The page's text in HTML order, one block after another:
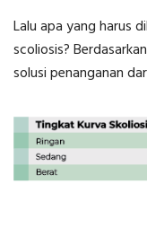
Lalu apa yang harus
scoliosis?
solusi penanganan